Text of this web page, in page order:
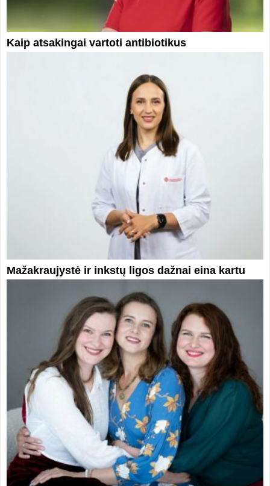
Kaip atsakingai vartoti antibiotikus
Mažakraujystė ir inkstų ligos dažnai eina kartu